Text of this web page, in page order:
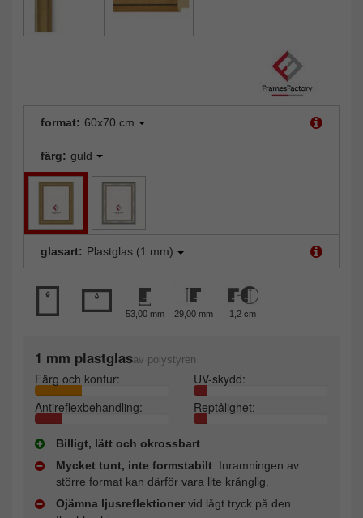
format: 60x70 cm
färg: guld
glasart: Plastglas (1 mm)
53,00 mm 29,00 mm 1,2 cm
1 mm plastglasav polystyren
Färg och kontur:
UV-skydd:
Antireflexbehandling:
Reptålighet:
Billigt, lätt och okrossbart
Mycket tunt, inte formstabilt. Inramningen av
större format kan därför vara lite krånglig.
Ojämna ljusreflektioner vid lågt tryck på den